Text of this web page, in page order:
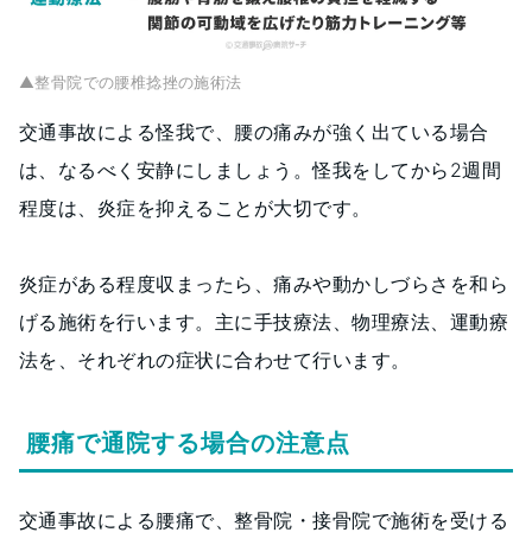
▲整骨院での腰椎捻挫の施術法
交通事故による怪我で、腰の痛みが強く出ている場合
は、なるべく安静にしましょう。怪我をしてから2週間
程度は、炎症を抑えることが大切です。
炎症がある程度収まったら、痛みや動かしづらさを和ら
げる施術を行います。主に手技療法、物理療法、運動療
法を、それぞれの症状に合わせて行います。
腰痛で通院する場合の注意点
交通事故による腰痛で、整骨院・接骨院で施術を受ける